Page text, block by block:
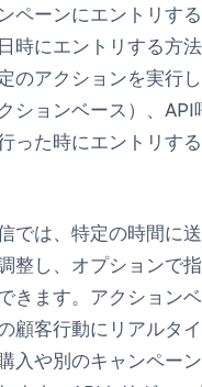
ペーンにエントリす
時にエントリする方
のアクションを実行
ションベース）、API
った時にエントリす
では、特定の時間に
整し、オプションで
きます。アクション
顧客行動にリアルタ
入や別のキャンペー